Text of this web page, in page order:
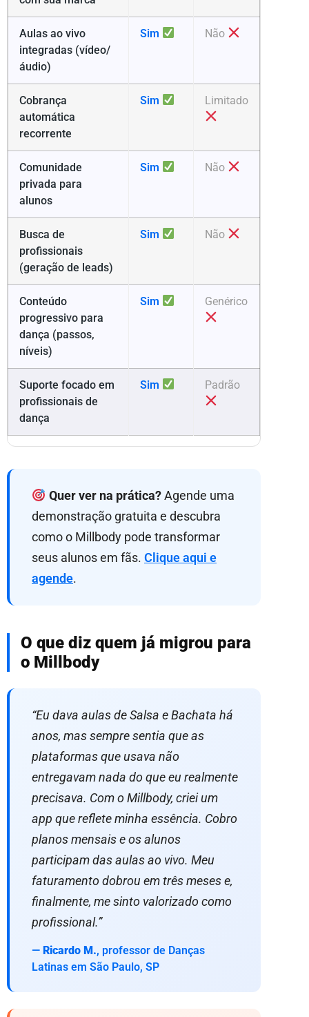
Aulas ao vivo
integradas (vídeo/
áudio)
Sim Não
Cobrança
automática
recorrente
Sim Limitado
Comunidade
privada para
alunos
Sim Não
Busca de
profissionais
(geração de leads)
Sim Não
Conteúdo
progressivo para
dança (passos,
níveis)
Sim Genérico
Suporte focado em
profissionais de
dança
Sim Padrão
Quer ver na prática?Agende uma
demonstração gratuita e descubra
como o Millbody pode transformar
seus alunos em fãs. Clique aqui e
agende.
O que diz quem já migrou para
o Millbody
“Eu dava aulas de Salsa e Bachata há
anos, mas sempre sentia que as
plataformas que usava não
entregavam nada do que eu realmente
precisava. Com o Millbody, criei um
app que reflete minha essência. Cobro
planos mensais e os alunos
participam das aulas ao vivo. Meu
faturamento dobrou em três meses e,
finalmente, me sinto valorizado como
profissional.”
— Ricardo M., professor de Danças
Latinas em São Paulo, SP